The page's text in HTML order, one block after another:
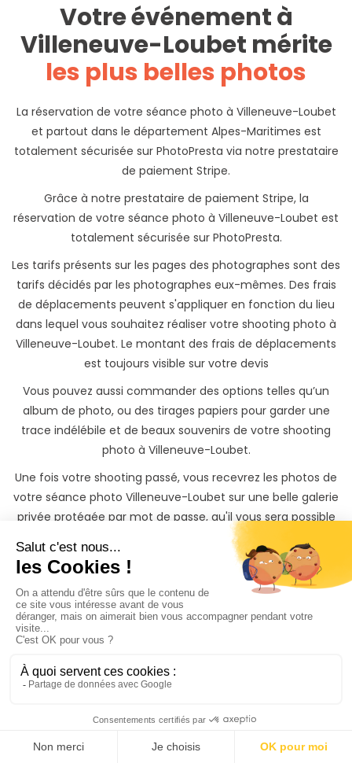
Votre événement à
Villeneuve-Loubet mérite
les plus belles photos
La réservation de votre séance photo à Villeneuve-Loubet
et partout dans le département Alpes-Maritimes est
totalement sécurisée sur PhotoPresta via notre prestataire
de paiement Stripe.
Grâce à notre prestataire de paiement Stripe, la
réservation de votre séance photo à Villeneuve-Loubet est
totalement sécurisée sur PhotoPresta.
Les tarifs présents sur les pages des photographes sont des
tarifs décidés par les photographes eux-mêmes. Des frais
de déplacements peuvent s'appliquer en fonction du lieu
dans lequel vous souhaitez réaliser votre shooting photo à
Villeneuve-Loubet. Le montant des frais de déplacements
est toujours visible sur votre devis
Vous pouvez aussi commander des options telles qu’un
album de photo, ou des tirages papiers pour garder une
trace indélébile et de beaux souvenirs de votre shooting
photo à Villeneuve-Loubet.
Une fois votre shooting passé, vous recevrez les photos de
votre séance photo Villeneuve-Loubet sur une belle galerie
privée protégée par mot de passe, qu'il vous sera possible
de partager avec vos proches et de télécharger.
Si vous souhaitez garder un souvenir inoubliable de votre
shooting photo, il vous sera également possible de
commander des tirages photos papiers ainsi que des
albums photos à des tarifs préférentiels directement
depuis votre galerie photo privée.
Trouvez rapidement un
Villeneuve-Loubet même